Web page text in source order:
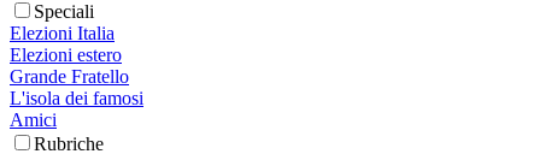
Speciali
Elezioni Italia
Elezioni estero
Grande Fratello
L'isola dei famosi
Amici
Rubriche